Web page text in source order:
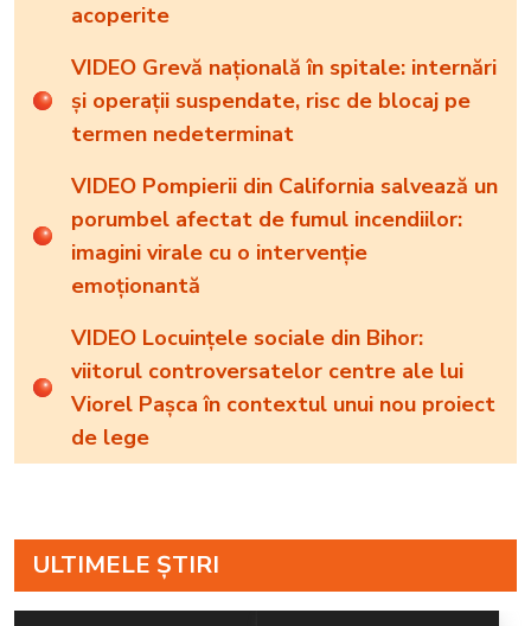
acoperite
VIDEO Grevă națională în spitale: internări
și operații suspendate, risc de blocaj pe
termen nedeterminat
VIDEO Pompierii din California salvează un
porumbel afectat de fumul incendiilor:
imagini virale cu o intervenție
emoționantă
VIDEO Locuințele sociale din Bihor:
viitorul controversatelor centre ale lui
Viorel Pașca în contextul unui nou proiect
de lege
ULTIMELE ȘTIRI